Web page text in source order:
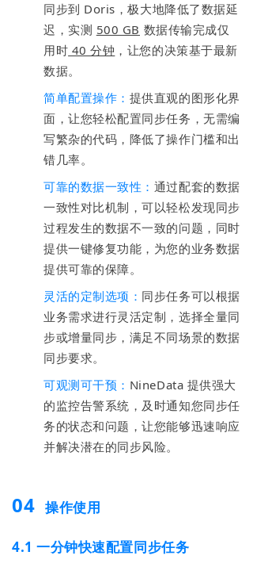
同步到 Doris，极大地降低了数据延
迟，实测 500 GB 数据传输完成仅
用时 40 分钟 ，让您的决策基于最新
数据。
简单配置操作： 提供直观的图形化界
面，让您轻松配置同步任务，无需编
写繁杂的代码，降低了操作门槛和出
错几率。
可靠的数据一致性： 通过配套的数据
一致性对比机制，可以轻松发现同步
过程发生的数据不一致的问题，同时
提供一键修复功能，为您的业务数据
提供可靠的保障。
灵活的定制选项： 同步任务可以根据
业务需求进行灵活定制，选择全量同
步或增量同步，满足不同场景的数据
同步要求。
可观测可干预： NineData 提供强大
的监控告警系统，及时通知您同步任
务的状态和问题，让您能够迅速响应
并解决潜在的同步风险。
04操作使用
4.1 一分钟快速配置同步任务